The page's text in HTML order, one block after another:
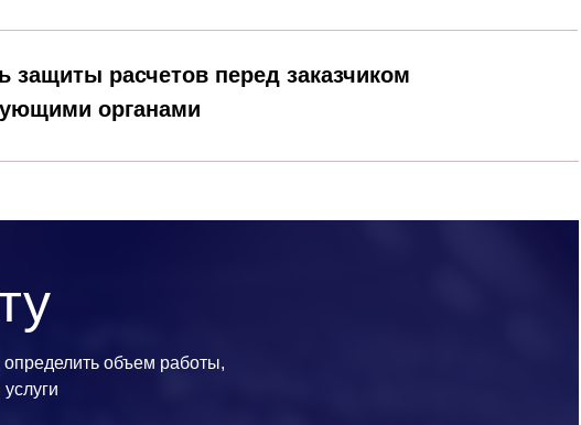
защиты расчетов перед заказчиком
органами
объем работы,